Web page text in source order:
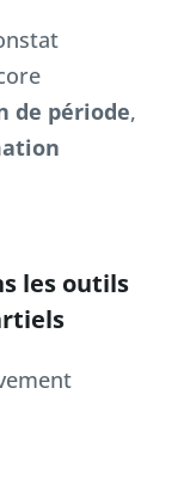
de période,
les outils